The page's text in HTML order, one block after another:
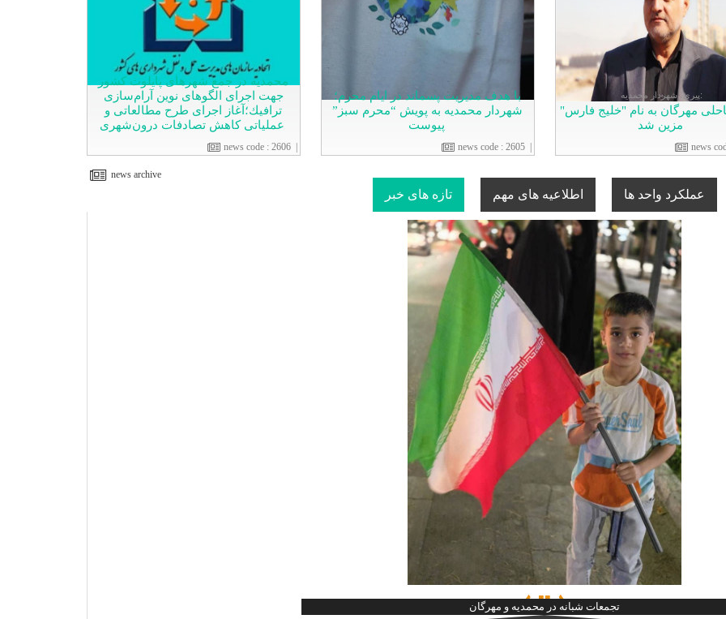
محمدیه در جمع شهرهای پایلوت كشور
جهت اجرای الگوهای نوین آرام‌سازی
ترافیك؛آغاز اجرای طرح مطالعاتی و
عملیاتی كاهش تصادفات درون‌شهری
news code: 2606
با هدف مدیریت پسماند در ایام محرم؛
شهردار محمدیه به پویش “محرم سبز”
پیوست
news code: 2605
پیری، شهردار محمدیه:
مهرگان به نام "خلیج فارس"
مزین شد
news
news archive
تازه های خبر اطلاعیه های مهم عملکرد واحد ها
تجمعات شبانه در محمدیه و مهرگان